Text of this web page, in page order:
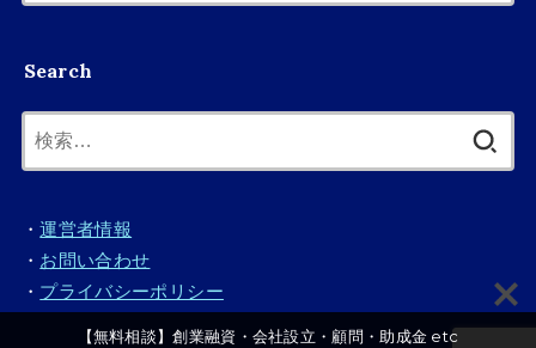
Search
・運営者情報
・ お問い合わせ
・ プライバシーポリシー
【無料相談】創業融資・会社設立・顧問・助成金 etc